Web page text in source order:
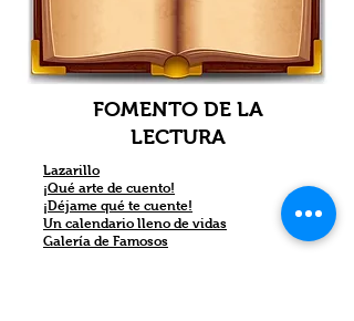
FOMENTO DE LA
LECTURA
Lazarillo
¡Qué arte de cuento!
¡Déjame qué te cuente!
Un calendario lleno de vidas
Galería de Famosos